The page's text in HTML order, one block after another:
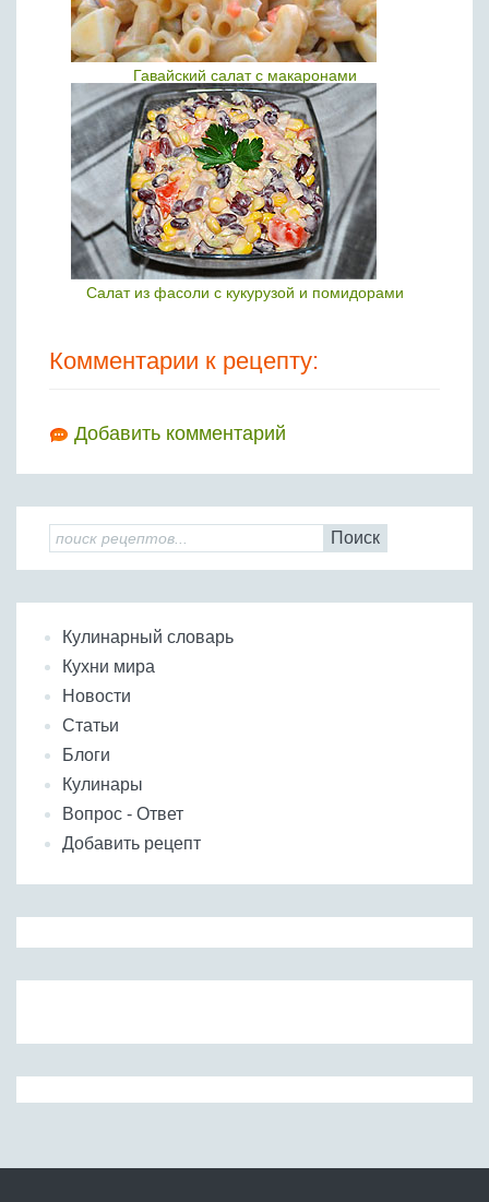
Гавайский салат с макаронами
Салат из фасоли с кукурузой и помидорами
Комментарии к рецепту:
Добавить комментарий
Поиск
Кулинарный словарь
Кухни мира
Новости
Статьи
Блоги
Кулинары
Вопрос - Ответ
Добавить рецепт